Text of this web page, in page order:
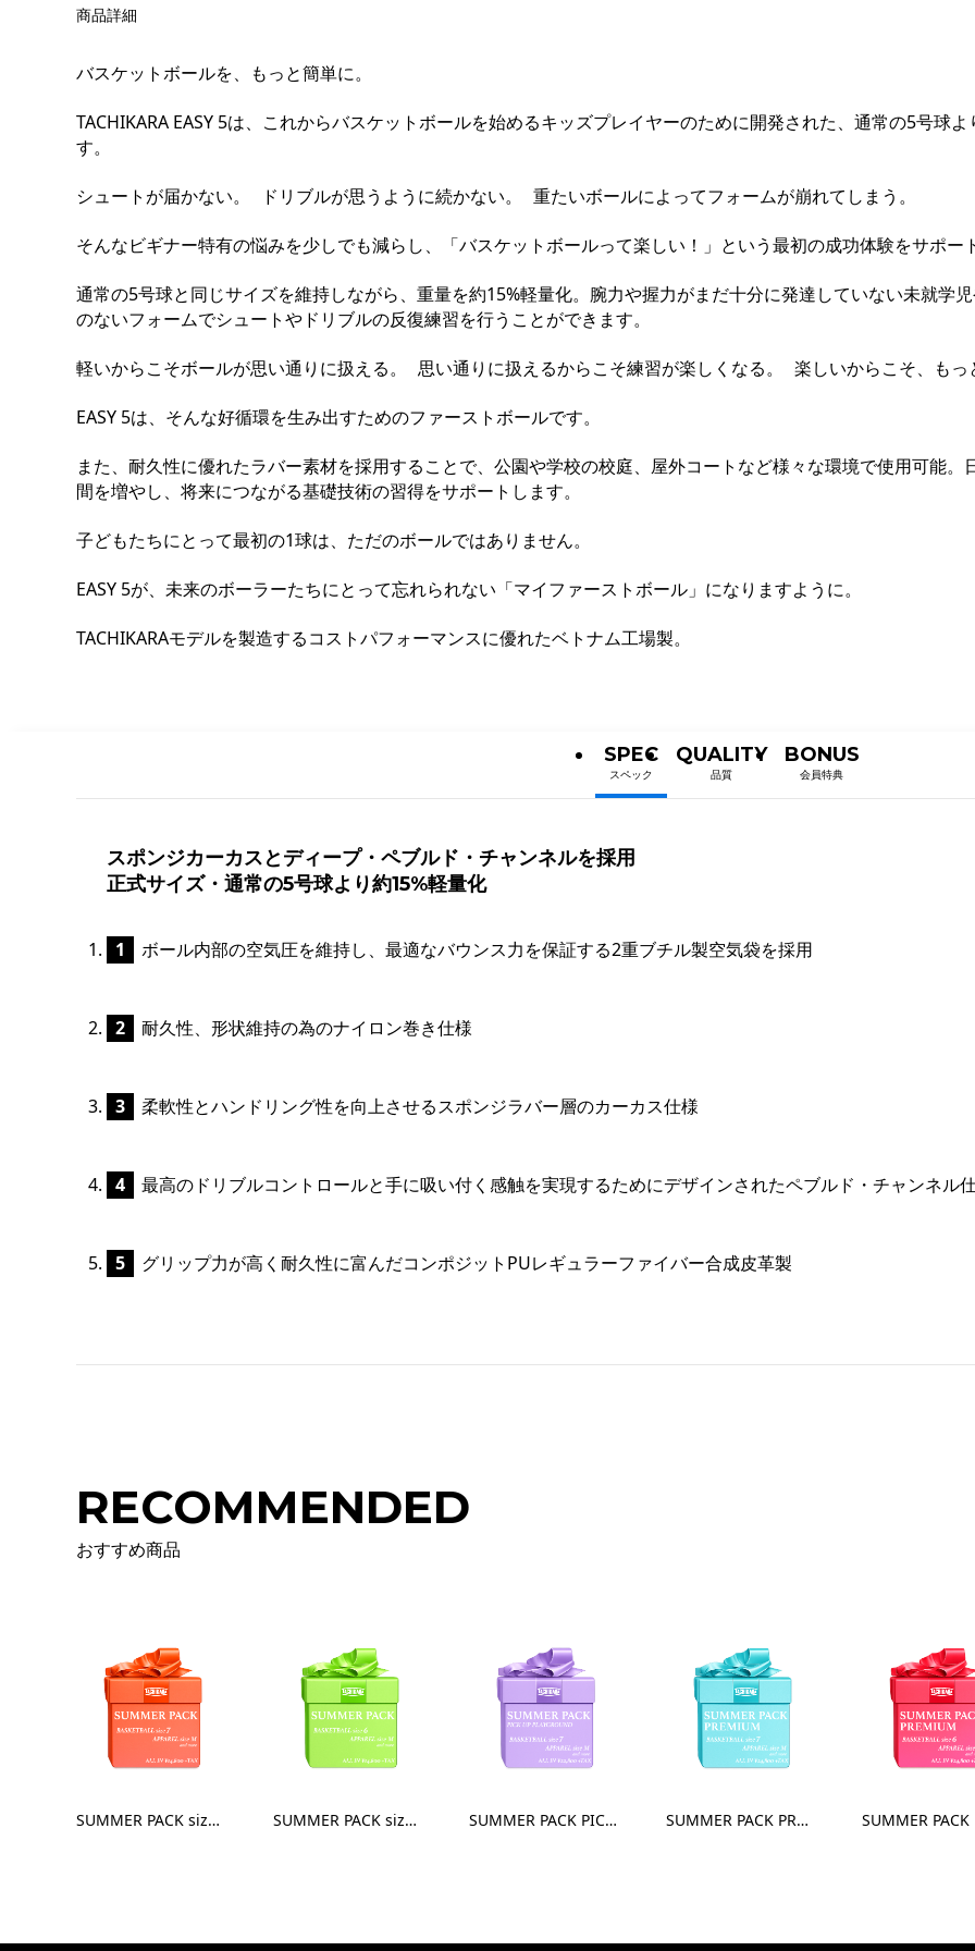
商品詳細
バスケットボールを、もっと簡単に。
TACHIKARA EASY 5は、これからバスケットボールを始めるキッズプレイヤーのために開発された、通常の5号球
す。
シュートが届かない。 ドリブルが思うように続かない。 重たいボールによってフォームが崩れてしまう。
そんなビギナー特有の悩みを少しでも減らし、「バスケットボールって楽しい！」という最初の成功体験をサポー
通常の5号球と同じサイズを維持しながら、重量を約15%軽量化。腕力や握力がまだ十分に発達していない未就学
のないフォームでシュートやドリブルの反復練習を行うことができます。
軽いからこそボールが思い通りに扱える。 思い通りに扱えるからこそ練習が楽しくなる。 楽しいからこそ、も
EASY 5は、そんな好循環を生み出すためのファーストボールです。
また、耐久性に優れたラバー素材を採用することで、公園や学校の校庭、屋外コートなど様々な環境で使用可能
間を増やし、将来につながる基礎技術の習得をサポートします。
子どもたちにとって最初の1球は、ただのボールではありません。
EASY 5が、未来のボーラーたちにとって忘れられない「マイファーストボール」になりますように。
TACHIKARAモデルを製造するコストパフォーマンスに優れたベトナム工場製。
SPEC
スペック
QUALITY
品質
BONUS
会員特典
スポンジカーカスとディープ・ペブルド・チャンネルを採用
正式サイズ・通常の5号球より約15%軽量化
ボール内部の空気圧を維持し、最適なバウンス力を保証する2重ブチル製空気袋を採用
耐久性、形状維持の為のナイロン巻き仕様
柔軟性とハンドリング性を向上させるスポンジラバー層のカーカス仕様
最高のドリブルコントロールと手に吸い付く感触を実現するためにデザインされたペブルド・チャンネル
グリップ力が高く耐久性に富んだコンポジットPUレギュラーファイバー合成皮革製
RECOMMENDED
おすすめ商品
SUMMER PACK size7 - Apparel M SUMMER PACK size6 - Apparel M SUMMER PACK PICK UP PLAYGROUND size7 - Apparel M SUMMER PACK PREMIUM size7 - Apparel M